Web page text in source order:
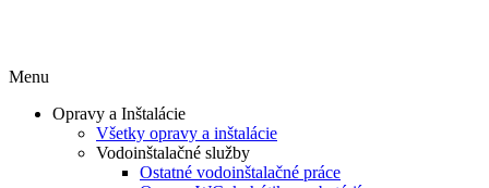
Menu
Opravy a Inštalácie
Všetky opravy a inštalácie
Vodoinštalačné služby
Ostatné vodoinštalačné práce